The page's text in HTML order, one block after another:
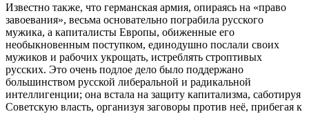
Известно также, что германская армия, опираясь на «право
завоевания», весьма основательно пограбила русского
мужика, а капиталисты Европы, обиженные его
необыкновенным поступком, единодушно послали своих
мужиков и рабочих укрощать, истреблять строптивых
русских. Это очень подлое дело было поддержано
большинством русской либеральной и радикальной
интеллигенции; она встала на защиту капитализма, саботируя
Советскую власть, организуя заговоры против неё, прибегая к